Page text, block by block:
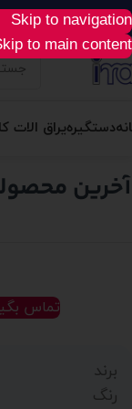
Skip to navigation
to main content
آسان، سریع
دستگیرهیراق الات
تماس
برند
Borretti
رنگ